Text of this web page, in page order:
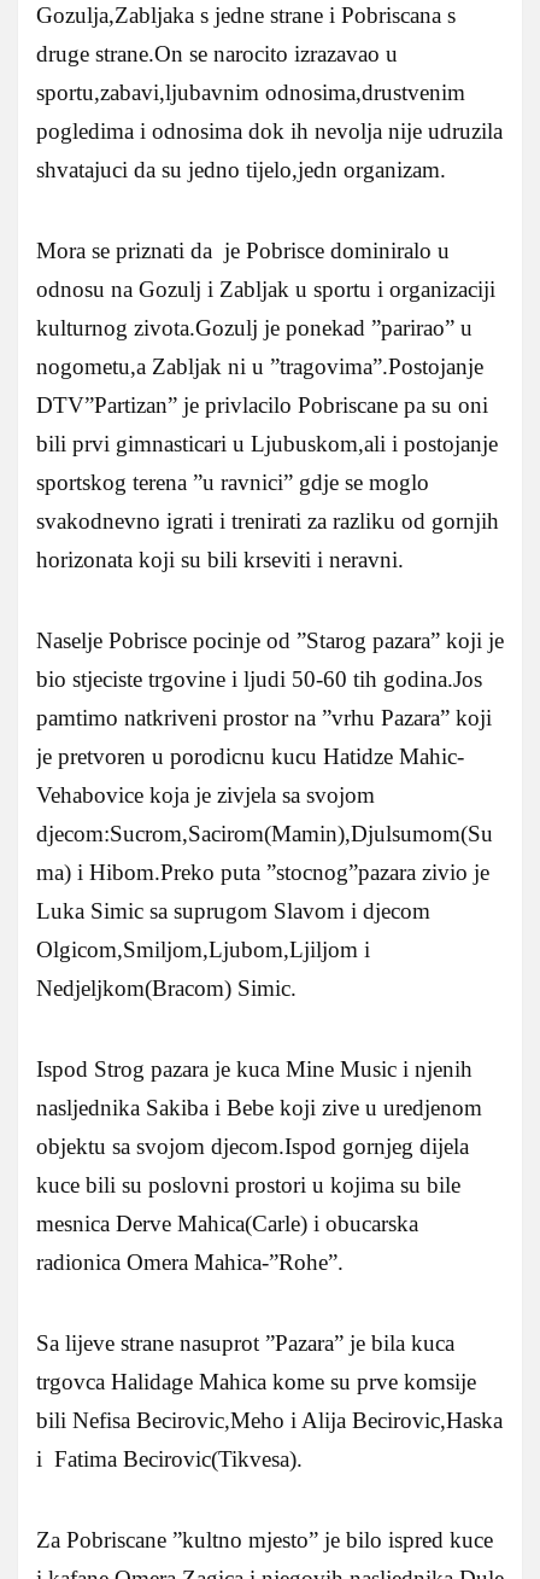
Gozulja,Zabljaka s jedne strane i Pobriscana s
druge strane.On se narocito izrazavao u
sportu,zabavi,ljubavnim odnosima,drustvenim
pogledima i odnosima dok ih nevolja nije udruzila
shvatajuci da su jedno tijelo,jedn organizam.
Mora se priznati da je Pobrisce dominiralo u
odnosu na Gozulj i Zabljak u sportu i organizaciji
kulturnog zivota.Gozulj je ponekad ”parirao” u
nogometu,a Zabljak ni u ”tragovima”.Postojanje
DTV”Partizan” je privlacilo Pobriscane pa su oni
bili prvi gimnasticari u Ljubuskom,ali i postojanje
sportskog terena ”u ravnici” gdje se moglo
svakodnevno igrati i trenirati za razliku od gornjih
horizonata koji su bili krseviti i neravni.
Naselje Pobrisce pocinje od ”Starog pazara” koji je
bio stjeciste trgovine i ljudi 50-60 tih godina.Jos
pamtimo natkriveni prostor na ”vrhu Pazara” koji
je pretvoren u porodicnu kucu Hatidze Mahic-
Vehabovice koja je zivjela sa svojom
djecom:Sucrom,Sacirom(Mamin),Djulsumom(Su
ma) i Hibom.Preko puta ”stocnog”pazara zivio je
Luka Simic sa suprugom Slavom i djecom
Olgicom,Smiljom,Ljubom,Ljiljom i
Nedjeljkom(Bracom) Simic.
Ispod Strog pazara je kuca Mine Music i njenih
nasljednika Sakiba i Bebe koji zive u uredjenom
objektu sa svojom djecom.Ispod gornjeg dijela
kuce bili su poslovni prostori u kojima su bile
mesnica Derve Mahica(Carle) i obucarska
radionica Omera Mahica-”Rohe”.
Sa lijeve strane nasuprot ”Pazara” je bila kuca
trgovca Halidage Mahica kome su prve komsije
bili Nefisa Becirovic,Meho i Alija Becirovic,Haska
i Fatima Becirovic(Tikvesa).
Za Pobriscane ”kultno mjesto” je bilo ispred kuce